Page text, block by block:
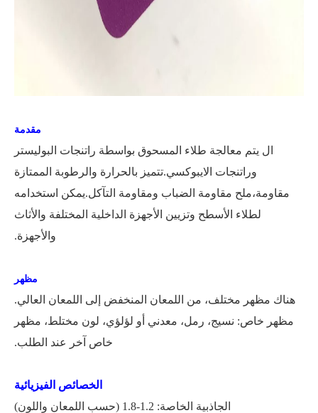
مقدمة
ال يتم معالجة طلاء المسحوق بواسطة راتنجات البوليستر
وراتنجات الايبوكسي.تتميز بالحرارة والرطوبة الممتازة
مقاومة،ملح مقاومة الضباب ومقاومة التآكل.يمكن استخدامه
لطلاء الأسطح وتزيين الأجهزة الداخلية المختلفة والأثاث
والأجهزة.
مظهر
هناك مظهر مختلف، من اللمعان المنخفض إلى اللمعان العالي.
مظهر خاص: نسيج، رمل، معدني أو لؤلؤي، لون مختلط، مظهر
خاص آخر عند الطلب.
الخصائص الفيزيائية
الجاذبية الخاصة: 1.2-1.8 (حسب اللمعان واللون)